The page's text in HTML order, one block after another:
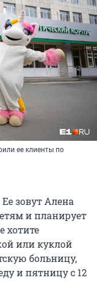
ее клиенты по
зовут Алена
и планирует
хотите
или куклой
больницу,
и пятницу с 12